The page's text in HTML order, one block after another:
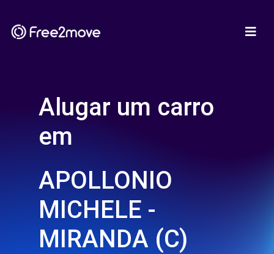
Alugar um carro
em
APOLLONIO
MICHELE -
MIRANDA (C)